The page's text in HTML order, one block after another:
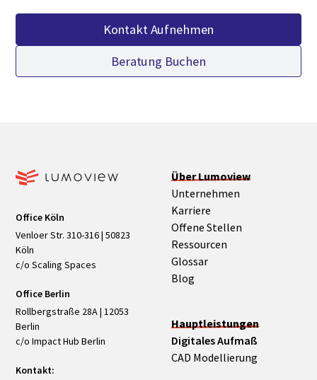
Kontakt Aufnehmen
Beratung Buchen
Office Köln
Venloer Str. 310-316 | 50823
Köln
c/o Scaling Spaces
Office Berlin
Rollbergstraße 28A | 12053
Berlin
c/o Impact Hub Berlin
Kontakt:
Über Lumoview
Unternehmen
Karriere
Offene Stellen
Ressourcen
Glossar
Blog
Hauptleistungen
Digitales Aufmaß
CAD Modellierung